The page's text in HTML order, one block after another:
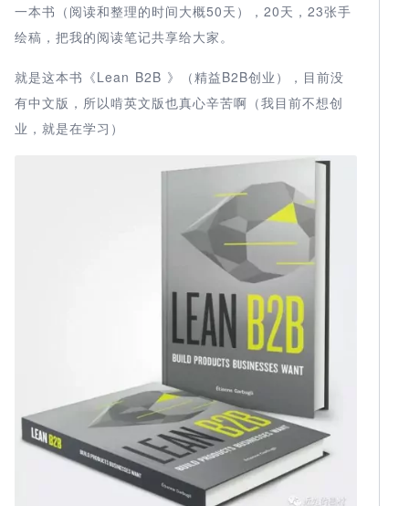
一本书（阅读和整理的时间大概50天），20天，23张手
绘稿，把我的阅读笔记共享给大家。
就是这本书《Lean B2B 》（精益B2B创业），目前没
有中文版，所以啃英文版也真心辛苦啊（我目前不想创
业，就是在学习）